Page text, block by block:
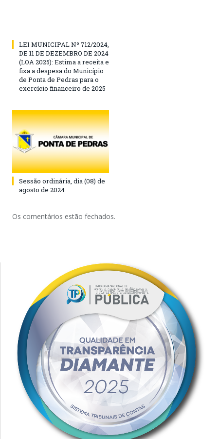
LEI MUNICIPAL Nº 712/2024,
DE 11 DE DEZEMBRO DE 2024
(LOA 2025): Estima a receita e
fixa a despesa do Município
de Ponta de Pedras para o
exercício financeiro de 2025
Sessão ordinária, dia (08) de
agosto de 2024
Os comentários estão fechados.